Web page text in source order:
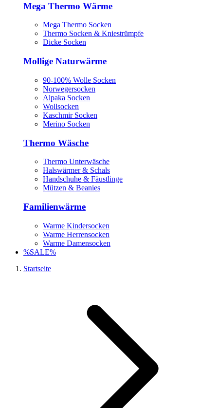
Mega Thermo Wärme
Mega Thermo Socken
Thermo Socken & Kniestrümpfe
Dicke Socken
Mollige Naturwärme
90-100% Wolle Socken
Norwegersocken
Alpaka Socken
Wollsocken
Kaschmir Socken
Merino Socken
Thermo Wäsche
Thermo Unterwäsche
Halswärmer & Schals
Handschuhe & Fäustlinge
Mützen & Beanies
Familienwärme
Warme Kindersocken
Warme Herrensocken
Warme Damensocken
%SALE%
Startseite